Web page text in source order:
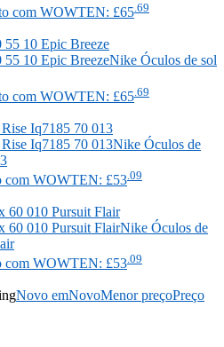
com WOWTEN: £65.69
Nike Óculos de sol
com WOWTEN: £65 .69
Nike Óculos de
com WOWTEN: £53 .09
Nike Óculos de
com WOWTEN: £53.09
Novo emNovoMenor preçoPreço